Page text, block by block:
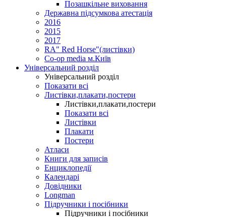
Позашкільне виховання
Державна підсумкова атестація
2016
2015
2017
RA" Red Horse"(листівки)
Co-op media м.Київ
Універсальний розділ
Універсальний розділ
Показати всі
Листівки,плакати,постери
Листівки,плакати,постери
Показати всі
Листівки
Плакати
Постери
Атласи
Книги для записів
Енциклопедії
Календарі
Довідники
Longman
Підручники і посібники
Підручники і посібники